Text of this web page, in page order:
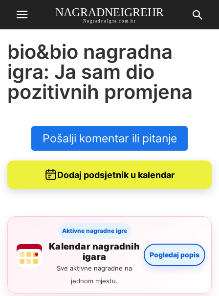
NAGRADNEIGREHR
NagradnaIgra.com.hr
bio&bio nagradna
igra: Ja sam dio
pozitivnih promjena
Pošalji komentar ili pitanje
Dodaj podsjetnik u kalendar
Aktivne nagradne igre
Kalendar nagradnih
igara
Sve aktivne nagradne na
jednom mjestu.
Pogledaj popis